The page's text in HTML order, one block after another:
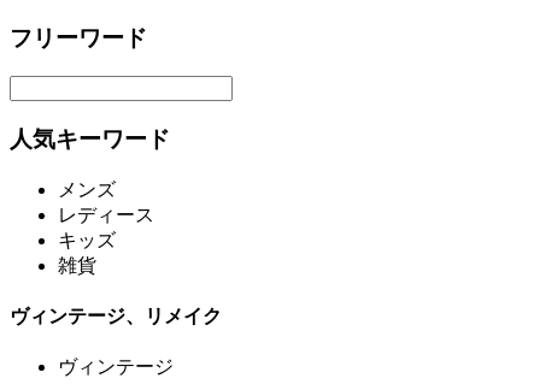
フリーワード
人気キーワード
メンズ
レディース
キッズ
雑貨
ヴィンテージ、リメイク
ヴィンテージ